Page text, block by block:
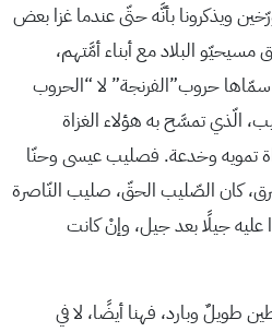
ويذكرونا بأنَّه حتّى عندما غزا بعض
البلاد مع أبناء أمَّتهم،
حروب”الفرنجة” لا “الحروب
الّذي تمسَّح به هؤلاء الغزاة
تمويه وخدعة. فصليب عيسى وحنّا
كان الصّليب الحقّ، صليب النّاصرة
جيلًا بعد جيل، وإنْ كانت
وبارد، فهنا أيضًا، لا في